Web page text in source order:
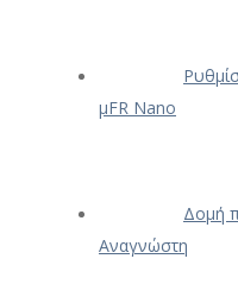
μFR Nano
Δομή
Αναγνώστη